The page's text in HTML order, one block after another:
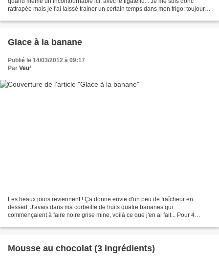
rattrapée mais je l'ai laissé trainer un certain temps dans mon frigo: toujours
Glace à la banane
Publié le 14/03/2012 à 09:17
Par Veu²
Les beaux jours reviennent ! Ça donne envie d'un peu de fraîcheur en
dessert. J'avais dans ma corbeille de fruits quatre bananes qui
commençaient à faire noire grise mine, voilà ce que j'en ai fait... Pour 4
Mousse au chocolat (3 ingrédients)